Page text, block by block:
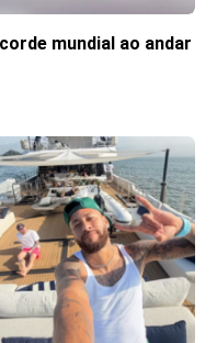
mundial ao andar